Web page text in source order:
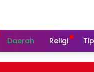
Daerah Religi